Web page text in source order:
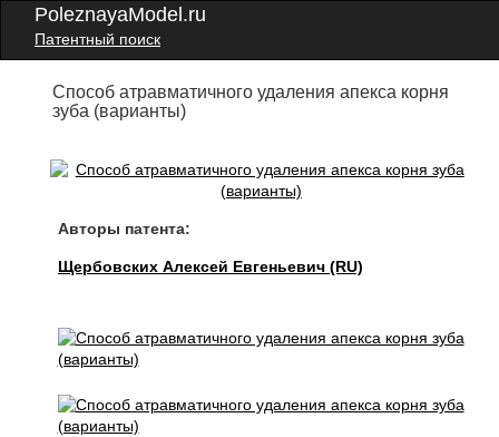
PoleznayaModel.ru
Патентный поиск
Способ атравматичного удаления апекса корня
зуба (варианты)
Авторы патента:
Щербовских Алексей Евгеньевич (RU)